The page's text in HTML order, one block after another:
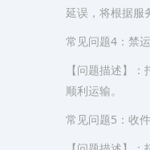
延误，将根据服
常见问题4：禁
【问题描述】
顺利运输。
常见问题5：收